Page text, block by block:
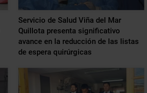
Servicio de Salud Viña del Mar
Quillota presenta significativo
avance en la reducción de las listas
de espera quirúrgicas